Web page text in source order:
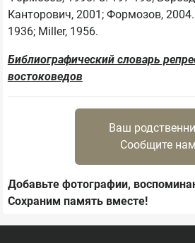
Канторович, 2001; Формозов,
1936; Miller, 1956.
Библиографический словарь
востоковедов
Ваш
Сообщите нам
Добавьте фотографии,
Сохраним память вместе!